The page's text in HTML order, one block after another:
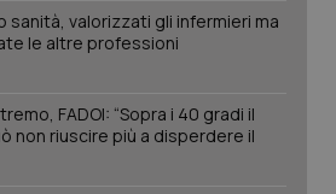
sanità, valorizzati gli infermieri ma
le altre professioni
FADOI: “Sopra i 40 gradi il
non riuscire più a disperdere il